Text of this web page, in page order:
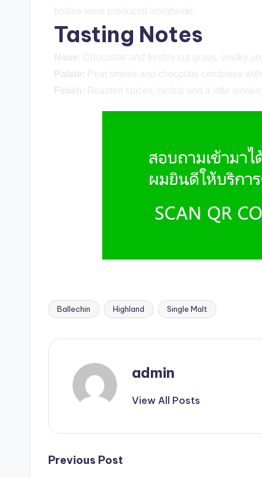
bottles were produced worldwide.
Tasting Notes
Nose: Chocolate and freshly cut grass, smoky
Palate: Peat smoke and chocolate combines
Finish: Roasted spices, herbal and a little
Ballechin Highland Single Malt
admin
View All Posts
Previous Post